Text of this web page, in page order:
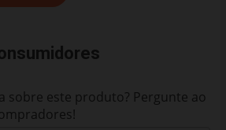
sobre este produto? Pergunte ao